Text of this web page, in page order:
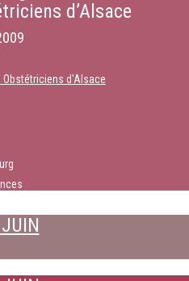
d’Alsace
Obstétriciens d'Alsace